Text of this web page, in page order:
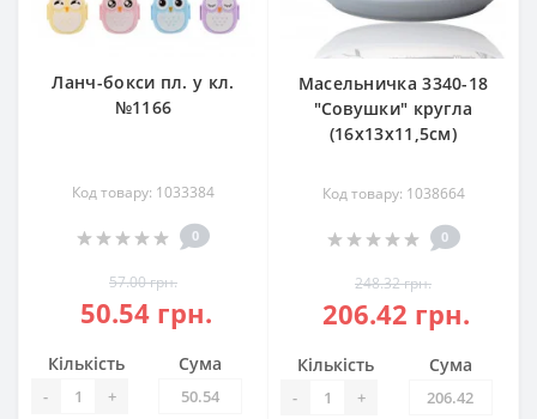
Ланч-бокси пл. у кл.
№1166
Код товару: 1033384
0
57.00 грн.
50.54 грн.
Кількість
- +
Сума
Масельничка 3340-18
"Совушки" кругла
(16х13х11,5см)
Код товару: 1038664
0
248.32 грн.
206.42 грн.
Кількість
- +
Сума